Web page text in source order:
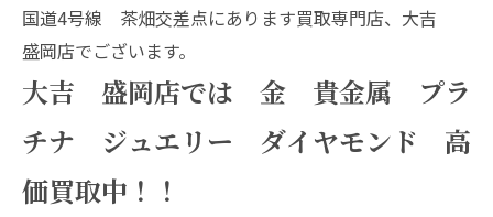
国道4号線 茶畑交差点にあります買取専門店、大吉
盛岡店でございます。
大吉 盛岡店では 金 貴金属 プラ
チナ ジュエリー ダイヤモンド 高
価買取中！！